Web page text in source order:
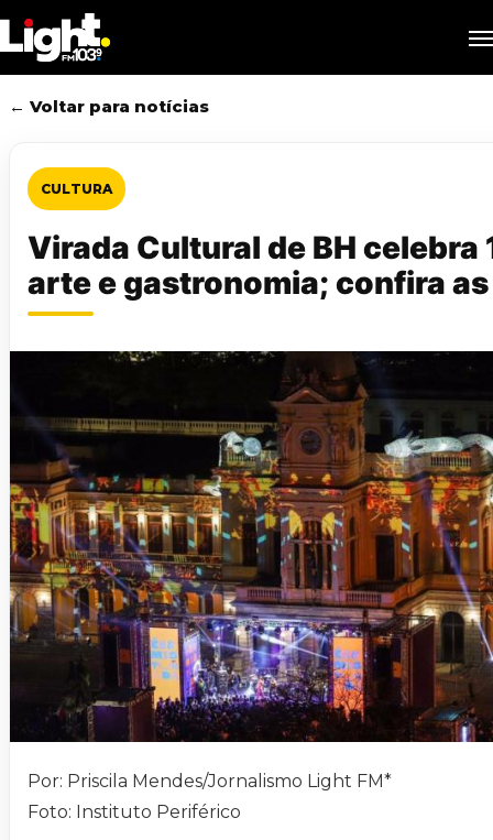
to
main
content
← Voltar para notícias
CULTURA
Virada Cultural de BH celebra
arte e gastronomia; confira
Por: Priscila Mendes/Jornalismo Light FM*
Foto: Instituto Periférico